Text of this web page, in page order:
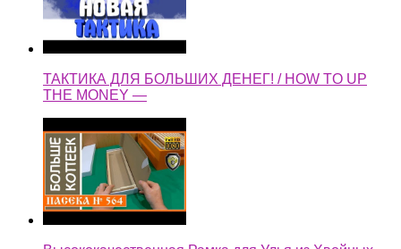
ТАКТИКА ДЛЯ БОЛЬШИХ ДЕНЕГ! / HOW TO UP
THE MONEY —